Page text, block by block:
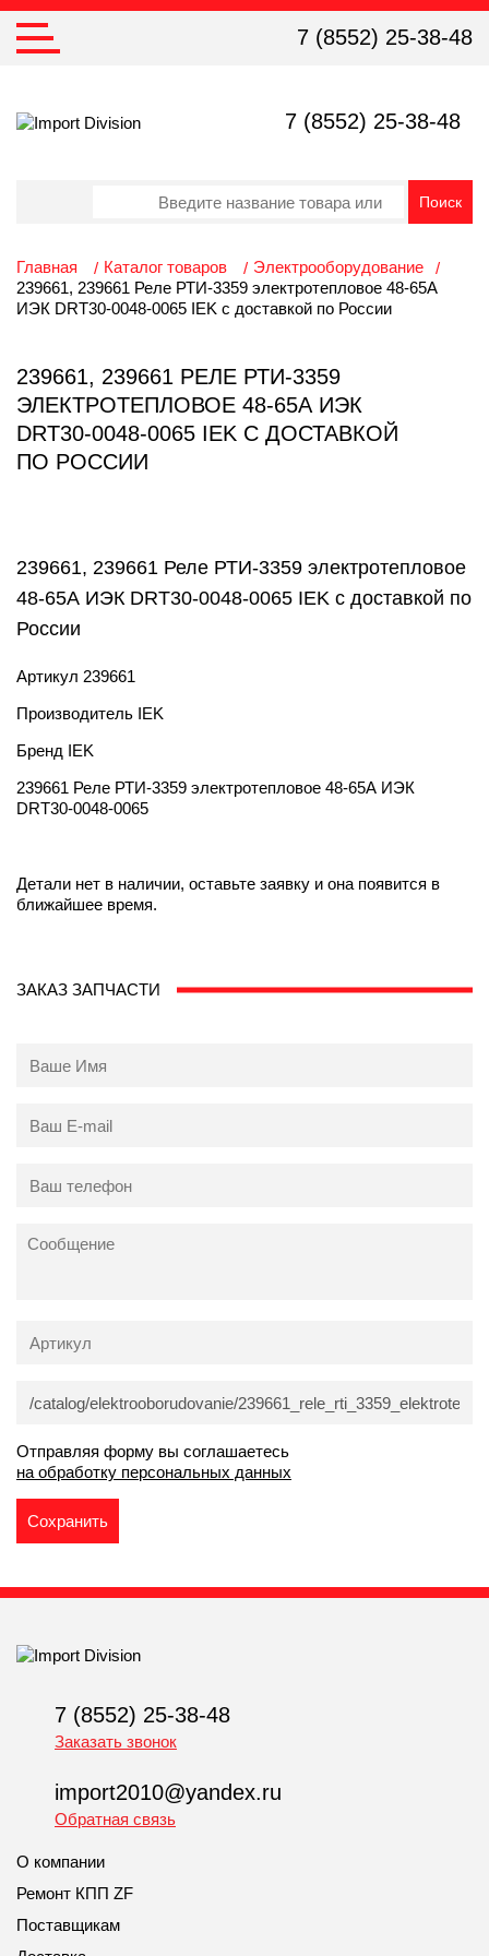
7 (8552) 25-38-48
7 (8552) 25-38-48
Главная Каталог товаров
Электрооборудование
239661, 239661 Реле РТИ-3359 электротепловое 48-65А
ИЭК DRT30-0048-0065 IEK с доставкой по России
239661, 239661 РЕЛЕ РТИ-3359
ЭЛЕКТРОТЕПЛОВОЕ 48-65А ИЭК
DRT30-0048-0065 IEK С ДОСТАВКОЙ
ПО РОССИИ
239661, 239661 Реле РТИ-3359 электротепловое
48-65А ИЭК DRT30-0048-0065 IEK с доставкой по
России
Артикул 239661
Производитель IEK
Бренд IEK
239661 Реле РТИ-3359 электротепловое 48-65А ИЭК
DRT30-0048-0065
Детали нет в наличии, оставьте заявку и она появится в
ближайшее время.
ЗАКАЗ ЗАПЧАСТИ
Отправляя форму вы соглашаетесь
на обработку персональных данных
7 (8552) 25-38-48
Заказать звонок
import2010@yandex.ru
Обратная связь
О компании
Ремонт КПП ZF
Поставщикам